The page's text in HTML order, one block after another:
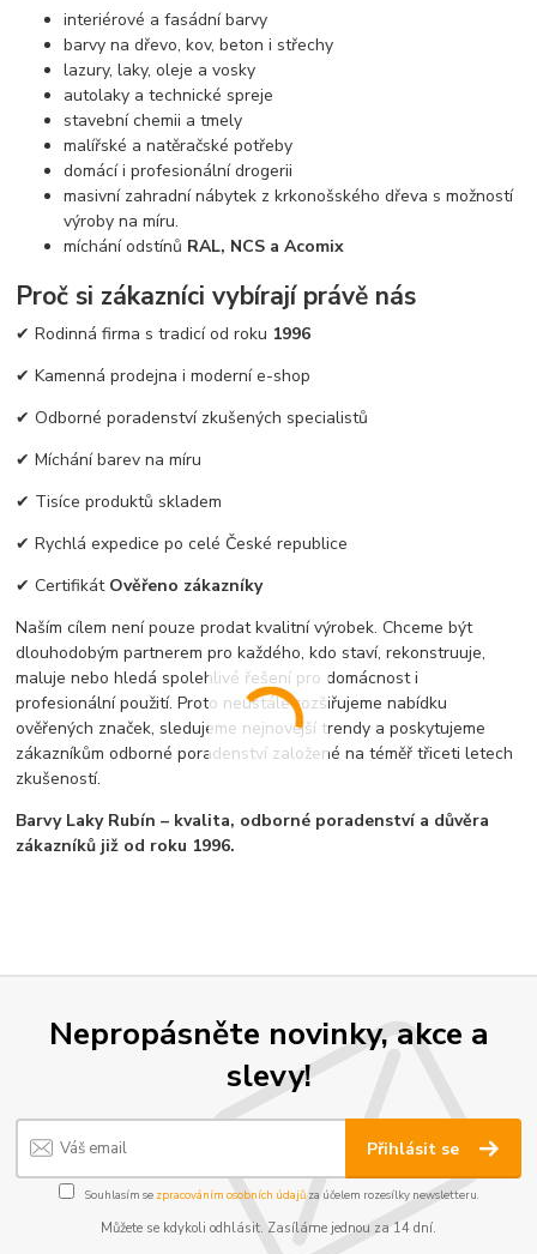
interiérové a fasádní barvy
barvy na dřevo, kov, beton i střechy
lazury, laky, oleje a vosky
autolaky a technické spreje
stavební chemii a tmely
malířské a natěračské potřeby
domácí i profesionální drogerii
masivní zahradní nábytek z krkonošského dřeva s možností
výroby na míru.
míchání odstínů RAL, NCS a Acomix
Proč si zákazníci vybírají právě nás
✔ Rodinná firma s tradicí od roku 1996
✔ Kamenná prodejna i moderní e-shop
✔ Odborné poradenství zkušených specialistů
✔ Míchání barev na míru
✔ Tisíce produktů skladem
✔ Rychlá expedice po celé České republice
✔ Certifikát Ověřeno zákazníky
Naším cílem není pouze prodat kvalitní výrobek. Chceme být
dlouhodobým partnerem pro každého, kdo staví, rekonstruuje,
maluje nebo hledá spolehlivé řešení pro domácnost i
profesionální použití. Proto neustále rozšiřujeme nabídku
ověřených značek, sledujeme nejnovější trendy a poskytujeme
zákazníkům odborné poradenství založené na téměř třiceti letech
zkušeností.
Barvy Laky Rubín – kvalita, odborné poradenství a důvěra
zákazníků již od roku 1996.
Nepropásněte novinky, akce a
slevy!
Přihlásit se
Souhlasím se zpracováním osobních údajůza účelem rozesílky newsletteru.
Můžete se kdykoli odhlásit. Zasíláme jednou za 14 dní.